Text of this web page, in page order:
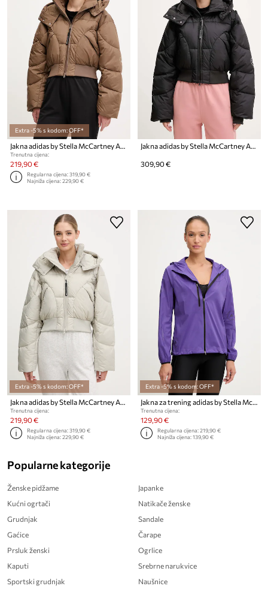
Extra -5% s kodom: OFF*
Trenutna cijena:
219,90 €
Regularna cijena:319,90 €
Najniža cijena:229,90 €
309,90 €
Extra -5% s kodom: OFF*
Jakna adidas by Stella McCartney ASMC Crop
Trenutna cijena:
219,90 €
Regularna cijena:319,90 €
Najniža cijena:229,90 €
Extra -5% s kodom: OFF*
Jakna za trening adidas by Stella McCartney
Trenutna cijena:
129,90 €
Regularna cijena:219,90 €
Najniža cijena:139,90 €
Popularne kategorije
Ženske pidžame
Kućni ogrtači
Grudnjak
Gaćice
Prsluk ženski
Kaputi
Sportski grudnjak
Japanke
Natikače ženske
Sandale
Čarape
Ogrlice
Srebrne narukvice
Naušnice